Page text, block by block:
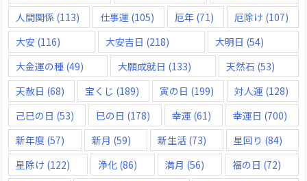
人間関係 (113) 仕事運 (105) 厄年 (71) 厄除け (107)
大安 (116) 大安吉日 (218) 大明日 (54)
大金運の種 (49) 大願成就日 (133) 天然石 (53)
天赦日 (68) 宝くじ (189) 寅の日 (199) 対人運 (128)
己巳の日 (53) 巳の日 (178) 幸運 (61) 幸運日 (700)
新年度 (57) 新月 (59) 新生活 (73) 星回り (84)
星除け (122) 浄化 (86) 満月 (56) 福の日 (72)